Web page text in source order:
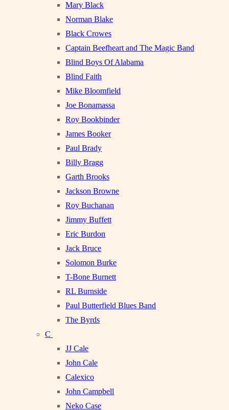
Mary Black
Norman Blake
Black Crowes
Captain Beefheart and The Magic Band
Blind Boys Of Alabama
Blind Faith
Mike Bloomfield
Joe Bonamassa
Roy Bookbinder
James Booker
Paul Brady
Billy Bragg
Garth Brooks
Jackson Browne
Roy Buchanan
Jimmy Buffett
Eric Burdon
Jack Bruce
Solomon Burke
T-Bone Burnett
RL Burnside
Paul Butterfield Blues Band
The Byrds
C
JJ Cale
John Cale
Calexico
John Campbell
Neko Case